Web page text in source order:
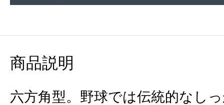
商品説明
六方角型。野球では伝統的なし